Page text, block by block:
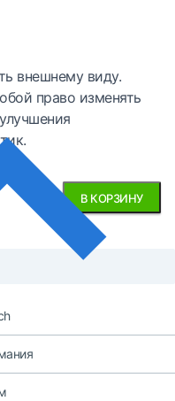
внешнему виду.
право изменять
В КОРЗИНУ